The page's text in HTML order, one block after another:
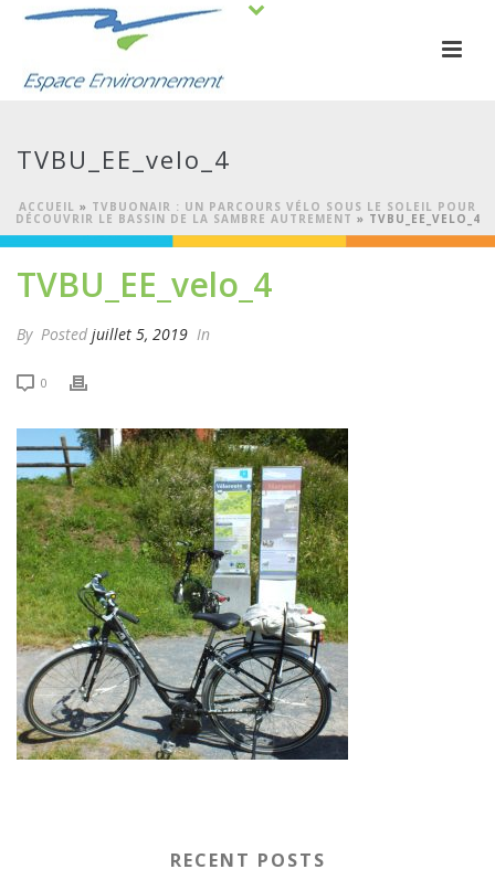
TVBU_EE_velo_4
ACCUEIL » TVBUONAIR : UN PARCOURS VÉLO SOUS LE SOLEIL POUR
DÉCOUVRIR LE BASSIN DE LA SAMBRE AUTREMENT » TVBU_EE_VELO_4
TVBU_EE_velo_4
By Posted juillet 5, 2019 In
0
RECENT POSTS